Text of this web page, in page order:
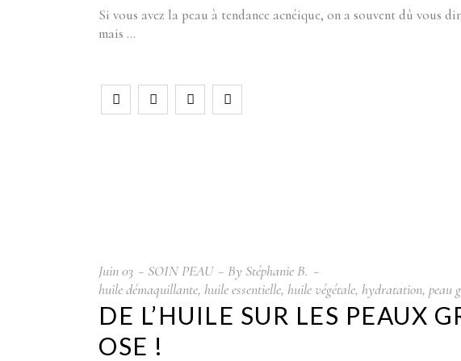
Si vous avez la peau à tendance acnéique, on a souvent dû
mais
Juin03 SOIN PEAU By Stéphanie B.
huile démaquillante, huile essentielle, huile végétale, hydratation, peau
DE L’HUILE SUR LES PEAUX
OSE !